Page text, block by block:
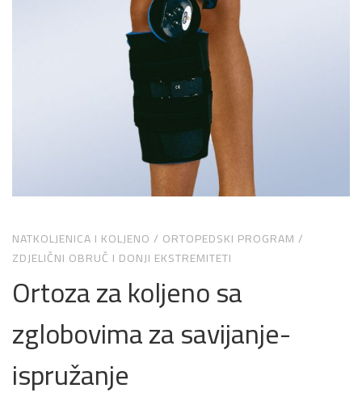
NATKOLJENICA I KOLJENO / ORTOPEDSKI PROGRAM /
ZDJELIČNI OBRUČ I DONJI EKSTREMITETI
Ortoza za koljeno sa
zglobovima za savijanje-
ispružanje